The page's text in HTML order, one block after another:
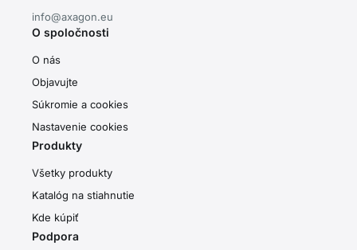
info@axagon.eu
O spoločnosti
O nás
Objavujte
Súkromie a cookies
Nastavenie cookies
Produkty
Všetky produkty
Katalóg na stiahnutie
Kde kúpiť
Podpora